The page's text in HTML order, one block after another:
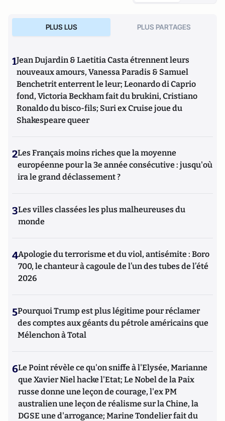
PLUS LUS PLUS PARTAGES
1Jean Dujardin & Laetitia Casta étrennent leurs
nouveaux amours, Vanessa Paradis & Samuel
Benchetrit enterrent le leur; Leonardo di Caprio
fond, Victoria Beckham fait du brukini, Cristiano
Ronaldo du bisco-fils; Suri ex Cruise joue du
Shakespeare queer
2Les Français moins riches que la moyenne
européenne pour la 3e année consécutive : jusqu'où
ira le grand déclassement ?
3Les villes classées les plus malheureuses du
monde
4Apologie du terrorisme et du viol, antisémite : Boro
700, le chanteur à cagoule de l’un des tubes de l’été
2026
5Pourquoi Trump est plus légitime pour réclamer
des comptes aux géants du pétrole américains que
Mélenchon à Total
6Le Point révèle ce qu'on sniffe à l'Elysée, Marianne
que Xavier Niel hacke l'Etat; Le Nobel de la Paix
russe donne une leçon de courage, l'ex PM
australien une leçon de réalisme sur la Chine, la
DGSE une d'arrogance; Marine Tondelier fait du